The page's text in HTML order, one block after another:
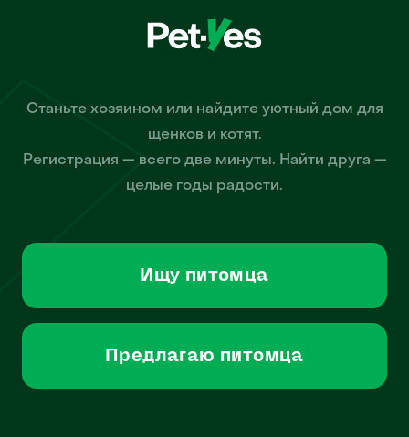
Станьте хозяином или найдите уютный дом для
щенков и котят.
Регистрация — всего две минуты. Найти друга —
целые годы радости.
Ищу питомца
Предлагаю питомца